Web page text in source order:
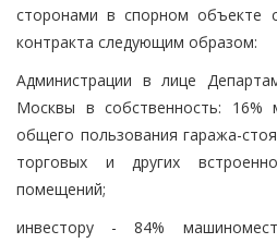
сторонами в спорном объекте
контракта следующим образом:
Администрации в лице
Москвы в собственность:
общего пользования гаража-
торговых и других
помещений;
инвестору - 84%